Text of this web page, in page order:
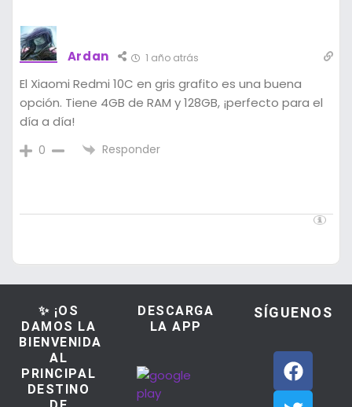
Ardan 1 año atrás
El Xiaomi Redmi 10C en gris grafito es una buena
opción. Tiene 4GB de RAM y 128GB, ¡perfecto para el
día a día!
0 Responder
✨ ¡OS
DAMOS LA
BIENVENIDA
AL
PRINCIPAL
DESTINO
DESCARGA
LA APP
SÍGUENOS